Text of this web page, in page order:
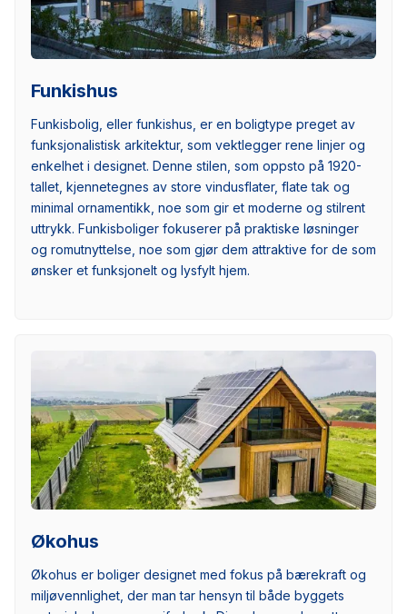
Funkishus
Funkisbolig, eller funkishus, er en boligtype preget av
funksjonalistisk arkitektur, som vektlegger rene linjer og
enkelhet i designet. Denne stilen, som oppsto på 1920-
tallet, kjennetegnes av store vindusflater, flate tak og
minimal ornamentikk, noe som gir et moderne og stilrent
uttrykk. Funkisboliger fokuserer på praktiske løsninger
og romutnyttelse, noe som gjør dem attraktive for de som
ønsker et funksjonelt og lysfylt hjem.
Økohus
Økohus er boliger designet med fokus på bærekraft og
miljøvennlighet, der man tar hensyn til både byggets